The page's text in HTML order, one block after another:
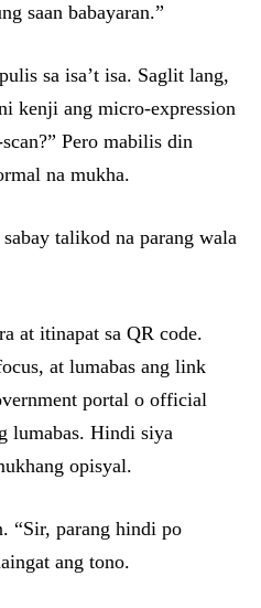
saan babayaran.”
sa isa’t isa. Saglit lang,
kenji ang micro-expression
Pero mabilis din
na mukha.
talikod na parang wala
at itinapat sa QR code.
at lumabas ang link
portal o official
lumabas. Hindi siya
opisyal.
“Sir, parang hindi po
ang tono.